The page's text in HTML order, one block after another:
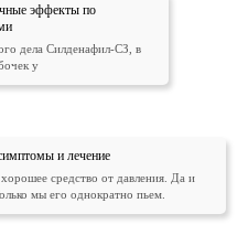
эффекты по
дела Силденафил-СЗ, в
у
и лечение
средство от давления. Да и
мы его однократно пьем.